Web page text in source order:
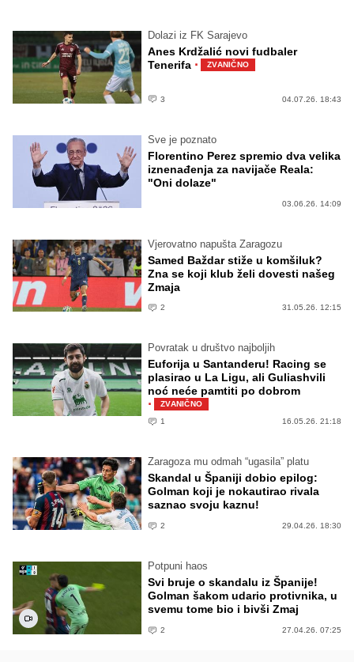
Dolazi iz FK Sarajevo
Anes Krdžalić novi fudbaler
Tenerifa · ZVANIČNO
3 04.07.26. 18:43
Sve je poznato
Florentino Perez spremio dva velika
iznenađenja za navijače Reala:
"Oni dolaze"
03.06.26. 14:09
Vjerovatno napušta Zaragozu
Samed Baždar stiže u komšiluk?
Zna se koji klub želi dovesti našeg
Zmaja
2 31.05.26. 12:15
Povratak u društvo najboljih
Euforija u Santanderu! Racing se
plasirao u La Ligu, ali Guliashvili
noć neće pamtiti po dobrom
·
ZVANIČNO
1
16.05.26. 21:18
Zaragoza mu odmah “ugasila” platu
Skandal u Španiji dobio epilog:
Golman koji je nokautirao rivala
saznao svoju kaznu!
2 29.04.26. 18:30
Potpuni haos
Svi bruje o skandalu iz Španije!
Golman šakom udario protivnika, u
svemu tome bio i bivši Zmaj
2 27.04.26. 07:25